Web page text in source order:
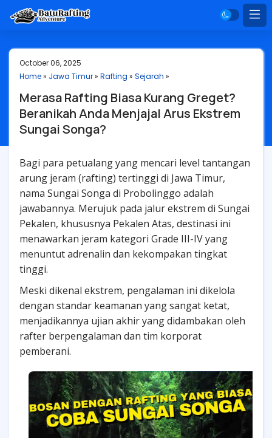
October 06, 2025
Home» Jawa Timur» Rafting » Sejarah »
Merasa Rafting Biasa Kurang Greget?
Beranikah Anda Menjajal Arus Ekstrem
Sungai Songa?
Bagi para petualang yang mencari level tantangan
arung jeram (rafting) tertinggi di Jawa Timur,
nama Sungai Songa di Probolinggo adalah
jawabannya. Merujuk pada jalur ekstrem di Sungai
Pekalen, khususnya Pekalen Atas, destinasi ini
menawarkan jeram kategori Grade III-IV yang
menuntut adrenalin dan kekompakan tingkat
tinggi.
Meski dikenal ekstrem, pengalaman ini dikelola
dengan standar keamanan yang sangat ketat,
menjadikannya ujian akhir yang didambakan oleh
rafter berpengalaman dan tim korporat
pemberani.